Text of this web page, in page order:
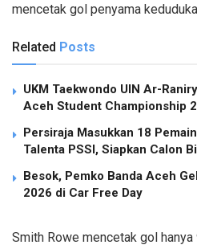
mencetak gol penyama
Related Posts
UKM Taekwondo UIN Ar-
Aceh Student Championship
Persiraja Masukkan 18
Talenta PSSI, Siapkan Calon
Besok, Pemko Banda Aceh
2026 di Car Free Day
Smith Rowe mencetak gol